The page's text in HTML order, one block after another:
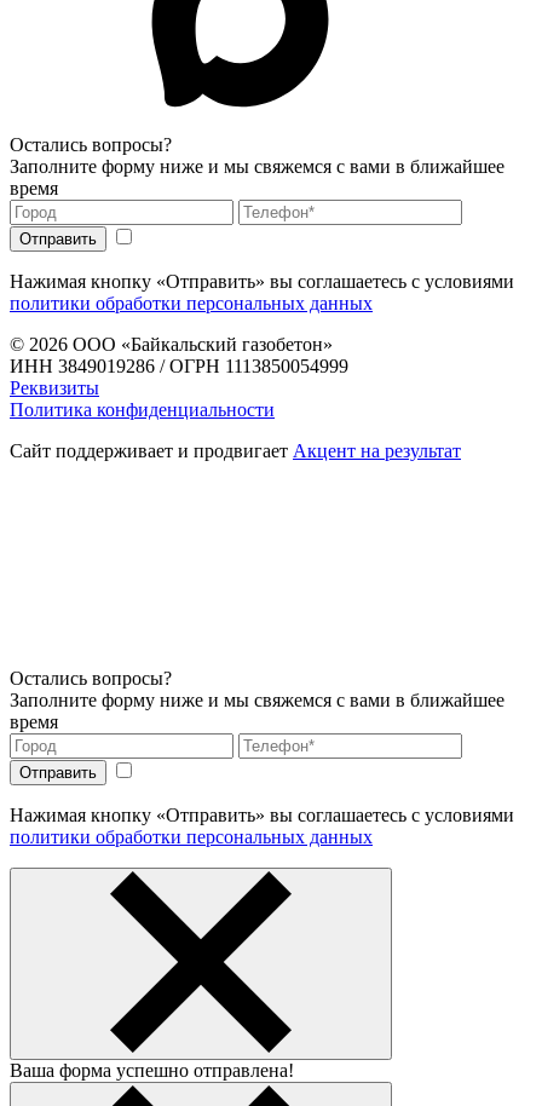
Остались вопросы?
Заполните форму ниже и мы свяжемся с вами в ближайшее
время
Нажимая кнопку «Отправить» вы соглашаетесь с условиями
политики обработки персональных данных
© 2026 ООО «Байкальский газобетон»
ИНН 3849019286 / ОГРН 1113850054999
Реквизиты
Политика конфиденциальности
Сайт поддерживает и продвигает Акцент на результат
Остались вопросы?
Заполните форму ниже и мы свяжемся с вами в ближайшее
время
Нажимая кнопку «Отправить» вы соглашаетесь с условиями
политики обработки персональных данных
Ваша форма успешно отправлена!